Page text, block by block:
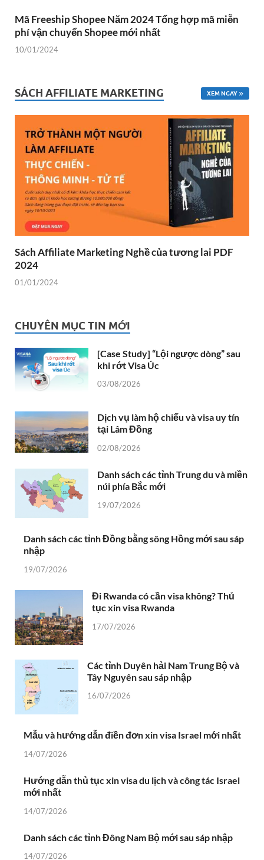
Mã Freeship Shopee Năm 2024 Tổng hợp mã miễn
phí vận chuyển Shopee mới nhất
10/01/2024
SÁCH AFFILIATE MARKETING XEM NGAY
Sách Affiliate Marketing Nghề của tương lai PDF
2024
01/01/2024
CHUYÊN MỤC TIN MỚI
[Case Study] “Lội ngược dòng” sau
khi rớt Visa Úc
03/08/2026
Dịch vụ làm hộ chiếu và visa uy tín
tại Lâm Đồng
02/08/2026
Danh sách các tỉnh Trung du và miền
núi phía Bắc mới
19/07/2026
Danh sách các tỉnh Đồng bằng sông Hồng mới sau sáp
nhập
19/07/2026
Đi Rwanda có cần visa không? Thủ
tục xin visa Rwanda
17/07/2026
Các tỉnh Duyên hải Nam Trung Bộ và
Tây Nguyên sau sáp nhập
16/07/2026
Mẫu và hướng dẫn điền đơn xin visa Israel mới nhất
14/07/2026
Hướng dẫn thủ tục xin visa du lịch và công tác Israel
mới nhất
14/07/2026
Danh sách các tỉnh Đông Nam Bộ mới sau sáp nhập
14/07/2026